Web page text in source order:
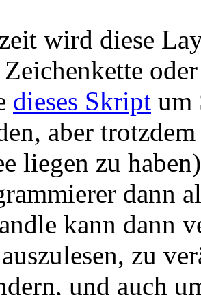
wird diese
Zeichenkette
dieses Skript um
aber
liegen zu
dann
kann dann
zu
und auch